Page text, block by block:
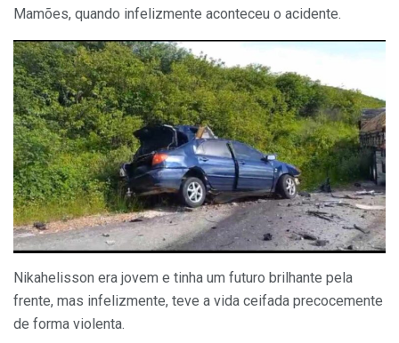
Mamões, quando infelizmente aconteceu o acidente.
Nikahelisson era jovem e tinha um futuro brilhante pela
frente, mas infelizmente, teve a vida ceifada precocemente
de forma violenta.